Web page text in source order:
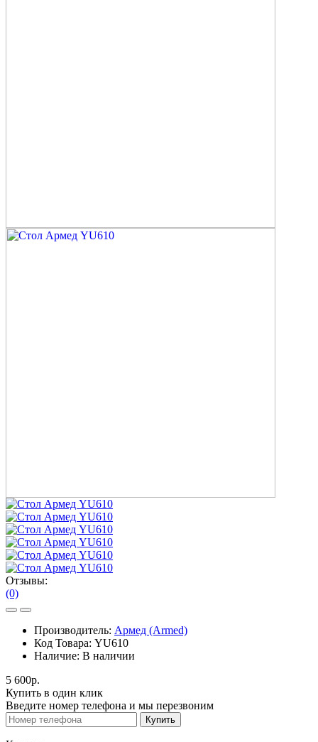
Отзывы:
(0)
Производитель: Армед (Armed)
Код Товара: YU610
Наличие: В наличии
5 600р.
Купить в один клик
Введите номер телефона и мы перезвоним
Купить